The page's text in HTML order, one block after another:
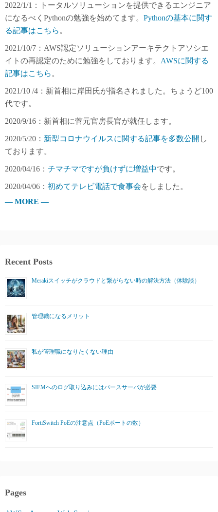
2022/1/1：トータルソリューションを提供できるエンジニア
になるべくPythonの勉強を始めてます。 Pythonの基本に関す
る記事はこちら 。
2021/10/7：AWS認定ソリューションアーキテクトアソシエ
イトの再認定のために勉強をしております。 AWSに関する
記事はこちら 。
2021/10 /4：新首相に岸田氏が指名されました。ちょうど100
代です。
2020/9/16：新首相に菅元官房長官が就任します。
2020/5/20： 新型コロナウイルスに関する記事を多数公開 し
ております。
2020/04/16： チマチマですが負けずに増益中です。
2020/04/06： 初めてテレビ電話で食事会をしました。
— MORE —
Recent Posts
Merakiスイッチがクラウドと繋がらない時の解決方法（体験談）
管理職になるメリット
私が管理職になりたくない理由
SIEMへのログ取り込みにはパースサーバが必要
FortiSwitch PoEの注意点（PoEポートの数）
Pages